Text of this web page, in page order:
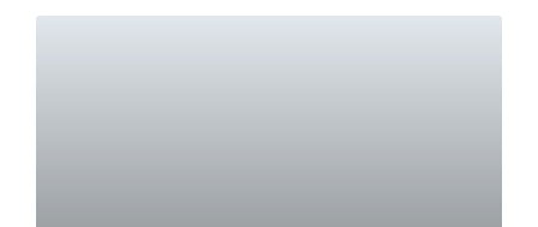
Read